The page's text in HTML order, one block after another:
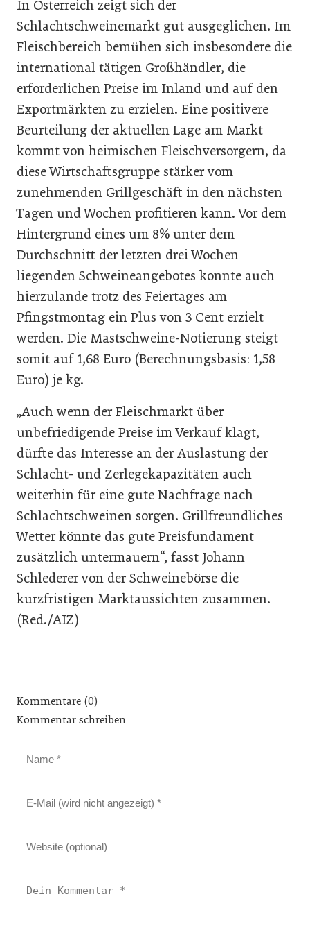
In Österreich zeigt sich der
Schlachtschweinemarkt gut ausgeglichen. Im
Fleischbereich bemühen sich insbesondere die
international tätigen Großhändler, die
erforderlichen Preise im Inland und auf den
Exportmärkten zu erzielen. Eine positivere
Beurteilung der aktuellen Lage am Markt
kommt von heimischen Fleischversorgern, da
diese Wirtschaftsgruppe stärker vom
zunehmenden Grillgeschäft in den nächsten
Tagen und Wochen profitieren kann. Vor dem
Hintergrund eines um 8% unter dem
Durchschnitt der letzten drei Wochen
liegenden Schweineangebotes konnte auch
hierzulande trotz des Feiertages am
Pfingstmontag ein Plus von 3 Cent erzielt
werden. Die Mastschweine-Notierung steigt
somit auf 1,68 Euro (Berechnungsbasis: 1,58
Euro) je kg.
„Auch wenn der Fleischmarkt über
unbefriedigende Preise im Verkauf klagt,
dürfte das Interesse an der Auslastung der
Schlacht- und Zerlegekapazitäten auch
weiterhin für eine gute Nachfrage nach
Schlachtschweinen sorgen. Grillfreundliches
Wetter könnte das gute Preisfundament
zusätzlich untermauern“, fasst Johann
Schlederer von der Schweinebörse die
kurzfristigen Marktaussichten zusammen.
(Red./AIZ)
Kommentare (0)
Kommentar schreiben